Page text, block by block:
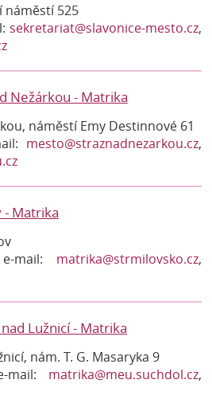
náměstí 525
sekretariat@slavonice-mesto.cz,
Nežárkou - Matrika
náměstí Emy Destinnové 61
mesto@straznadnezarkou.cz,
Matrika
mail: matrika@strmilovsko.cz,
Lužnicí - Matrika
nám. T. G. Masaryka 9
mail: matrika@meu.suchdol.cz,